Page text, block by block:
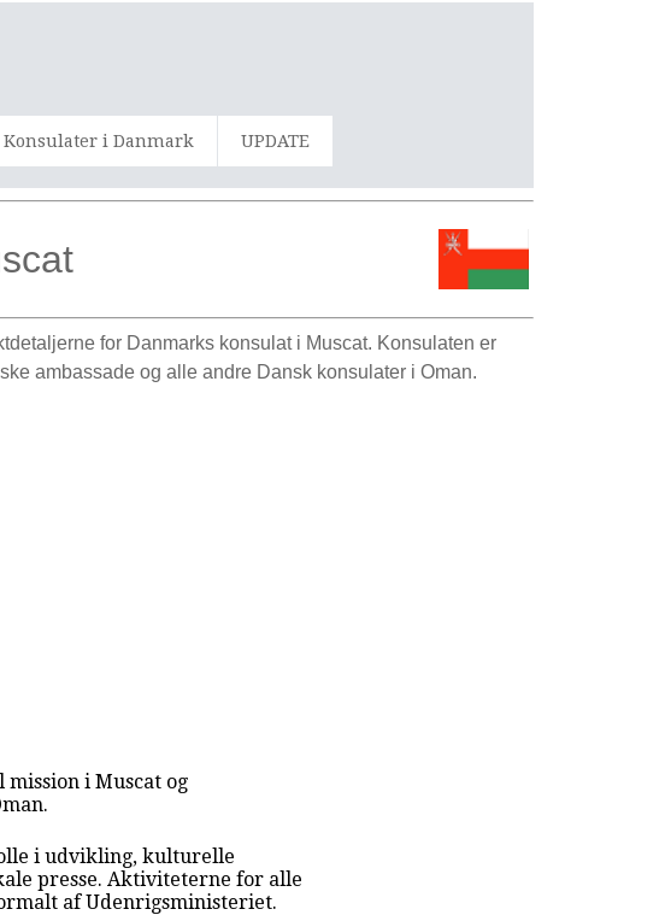
Konsulater i Danmark UPDATE
for Danmarks konsulat i Muscat. Konsulaten er
ambassade og alle andre Dansk konsulater i Oman.
i Muscat og
i udvikling, kulturelle
presse. Aktiviteterne for alle
af Udenrigsministeriet.